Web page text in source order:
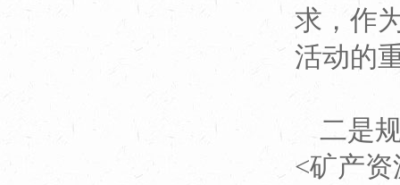
求，作
活动的
二是
<矿产